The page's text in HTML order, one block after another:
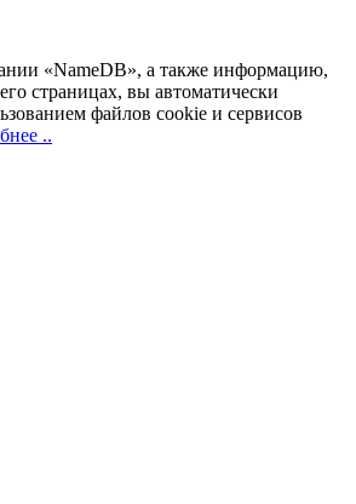
«NameDB», а также информацию,
страницах, вы автоматически
файлов cookie и сервисов
..